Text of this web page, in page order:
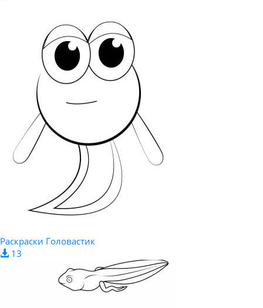
Раскраски Головастик
13